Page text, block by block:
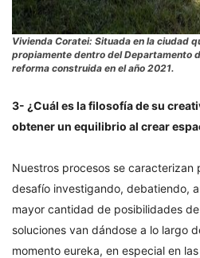
Vivienda Coratei: Situada en la ciudad
propiamente dentro del Departamento
reforma construida en el año 2021.
3- ¿Cuál es la filosofía de su
obtener un equilibrio al crear
Nuestros procesos se caracterizan
desafío investigando, debatiendo,
mayor cantidad de posibilidades
soluciones van dándose a lo largo
momento eureka, en especial en